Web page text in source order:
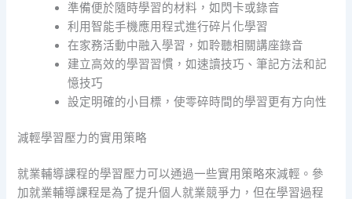
準備便於隨時學習的材料，如閃卡或錄音
利用智能手機應用程式進行碎片化學習
在家務活動中融入學習，如聆聽相關講座錄音
建立高效的學習習慣，如速讀技巧、筆記方法和記
憶技巧
設定明確的小目標，使零碎時間的學習更有方向性
減輕學習壓力的實用策略
就業輔導課程的學習壓力可以通過一些實用策略來減輕。參
加就業輔導課程是為了提升個人就業競爭力，但在學習過程